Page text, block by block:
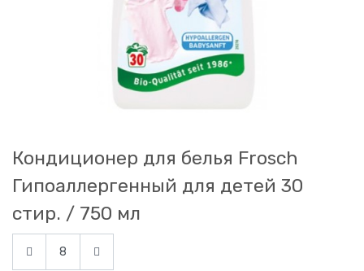
Кондиционер для белья Frosch
Гипоаллергенный для детей 30
стир. / 750 мл